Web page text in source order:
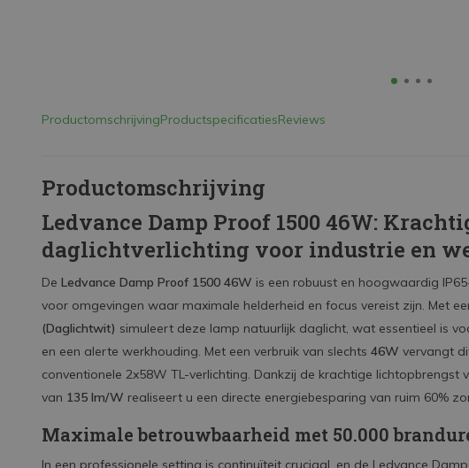
ProductomschrijvingProductspecificatiesReviews
Productomschrijving
Ledvance Damp Proof 1500 46W:
daglichtverlichting voor industrie en
De Ledvance Damp Proof 1500 46W is een robuust en hoogwaardig
voor omgevingen waar maximale helderheid en focus vereist zijn. Met
(Daglichtwit) simuleert deze lamp natuurlijk daglicht, wat essentieel is
en een alerte werkhouding. Met een verbruik van slechts 46W vervangt
conventionele 2x58W TL-verlichting. Dankzij de krachtige lichtopbrengst
van 135 lm/W realiseert u een directe energiebesparing van ruim 60%
Maximale betrouwbaarheid met 50.000
In een professionele setting is continuïteit cruciaal, en de Ledvance